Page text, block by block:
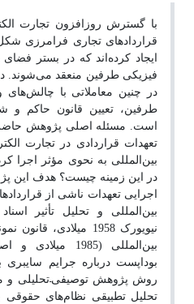
با گسترش روزافزون تجارت
قراردادهای تجاری فرامرزی
ایجاد کرده‌اند که در بستر
فیزیکی طرفین منعقد می‌شوند.
در چنین معاملاتی با چالش‌های
طرفین، تعیین قانون حاکم و
است. مسئله اصلی پژوهش
تعهدات قراردادی در تجارت
بین‌المللی به نحوی مؤثر اجرا
در این زمینه چیست؟ هدف این
اجرایی تعهدات ناشی از
بین‌المللی و تحلیل تأثیر
نیویورک 1958 میلادی،
بین‌المللی (1985
بوداپست درباره جرایم
روش پژوهش توصیفی–تحلیلی و
تحلیل تطبیقی نظام‌های حقوقی